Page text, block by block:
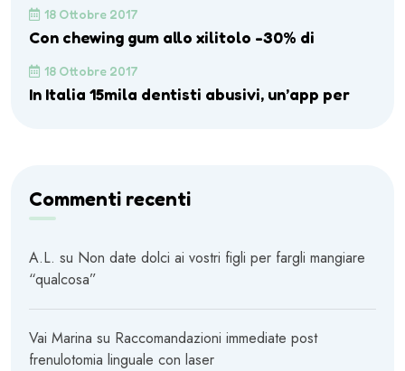
18 Ottobre 2017
Con chewing gum allo xilitolo -30% di
18 Ottobre 2017
In Italia 15mila dentisti abusivi, un’app per
Commenti recenti
A.L. su Non date dolci ai vostri figli per fargli mangiare
“qualcosa”
Vai Marina su Raccomandazioni immediate post
frenulotomia linguale con laser